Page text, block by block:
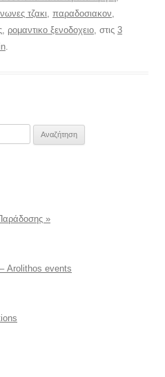
τζακι, παραδοσιακον,
, ρομαντικο ξενοδοχειο, στις 3
.
»
Arolithos events